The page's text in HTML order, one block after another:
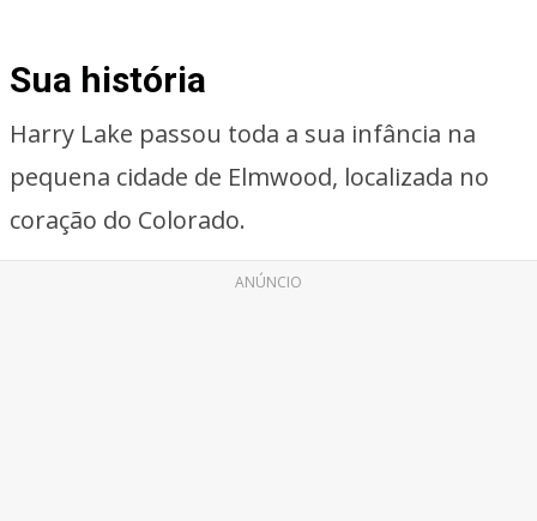
Sua história
Harry Lake passou toda a sua infância na
pequena cidade de Elmwood, localizada no
coração do Colorado.
ANÚNCIO